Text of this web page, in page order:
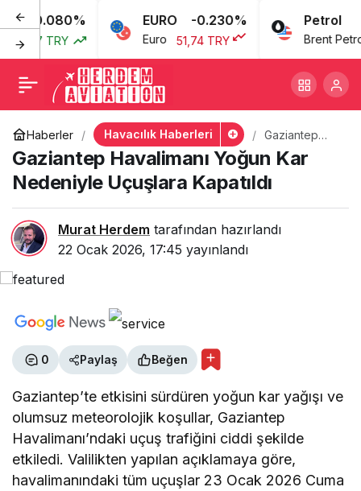
0.080%
TRY
EURO -0.230%
Euro 51,74 TRY
Petrol
Brent Petrol
Haberler Havacılık Haberleri
Gaziantep
Havalimanı
Yoğun Kar
Nedeniyle
Uçuşlara
Gaziantep Havalimanı Yoğun Kar
Nedeniyle Uçuşlara Kapatıldı
Murat Herdem tarafından hazırlandı
22 Ocak 2026, 17:45 yayınlandı
0 Paylaş Beğen
Gaziantep’te etkisini sürdüren yoğun kar yağışı ve
olumsuz meteorolojik koşullar, Gaziantep
Havalimanı’ndaki uçuş trafiğini ciddi şekilde
etkiledi. Valilikten yapılan açıklamaya göre,
havalimanındaki tüm uçuşlar 23 Ocak 2026 Cuma
Gaziantep Havalimanı
Yoğun Kar Nedeniyle
Uçuşlara Kapatıldı
+ - 0